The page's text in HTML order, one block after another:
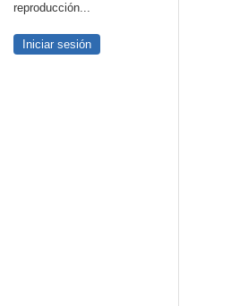
reproducción...
Iniciar sesión